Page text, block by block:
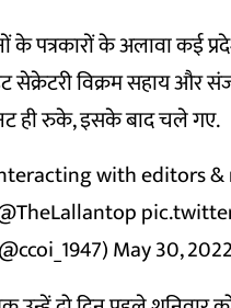
पत्रकारों के अलावा कई
सेक्रेटरी विक्रम सहाय और
ही रुके, इसके बाद चले गए.
with editors &
May 30, 2022